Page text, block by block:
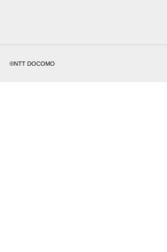
©NTT DOCOMO